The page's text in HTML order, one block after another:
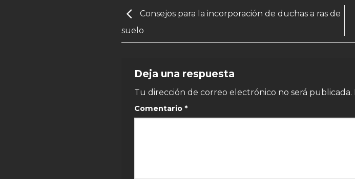
Consejos para la incorporación de duchas a ras de
suelo
Deja una respuesta
Tu dirección de correo electrónico no será publicada.
Comentario *